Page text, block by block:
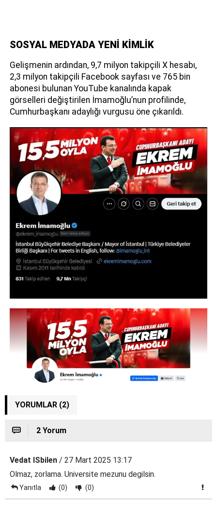
SOSYAL MEDYADA YENİ KİMLİK
Gelişmenin ardından, 9,7 milyon takipçili X hesabı,
2,3 milyon takipçili Facebook sayfası ve 765 bin
abonesi bulunan YouTube kanalında kapak
görselleri değiştirilen İmamoğlu’nun profilinde,
Cumhurbaşkanı adaylığı vurgusu öne çıkarıldı.
YORUMLAR (2)
2 Yorum
Vedat ISbilen / 27 Mart 2025 13:17
Olmaz, zorlama. Universite mezunu degilsin.
Yanıtla (0) (0)